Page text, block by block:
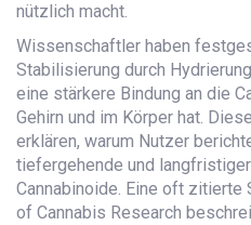
nützlich macht.
Wissenschaftler haben
Stabilisierung durch
eine stärkere Bindung an die
Gehirn und im Körper hat.
erklären, warum Nutzer
tiefergehende und
Cannabinoide. Eine oft zitierte
of Cannabis Research